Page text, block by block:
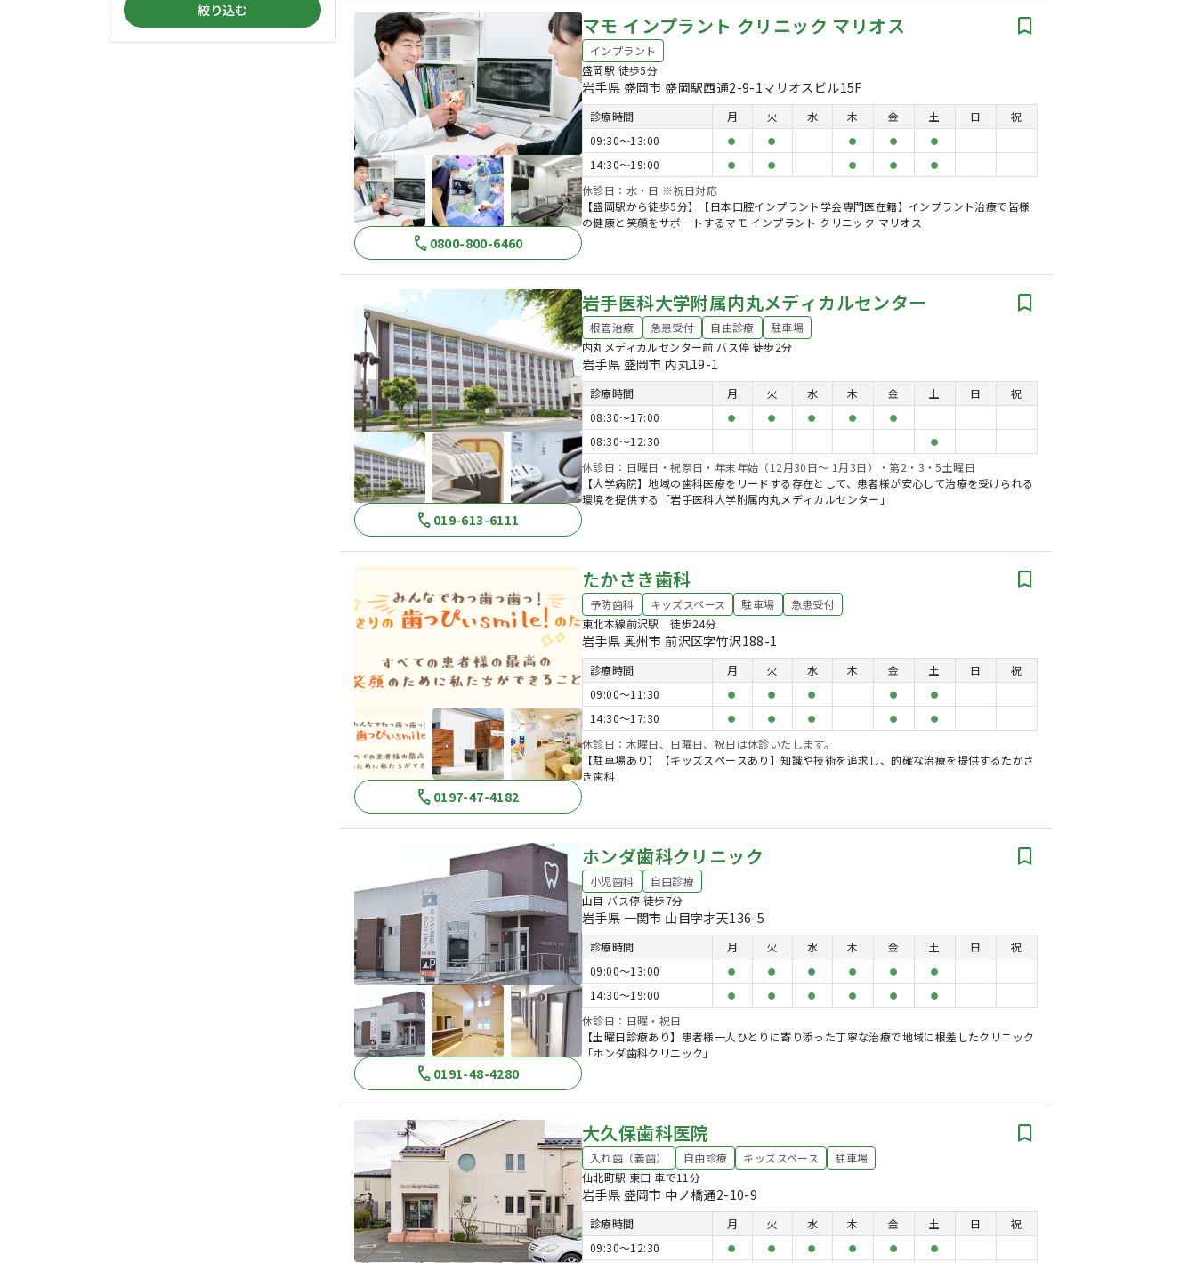
絞り込む
0800-800-6460
マモ インプラント クリニック マリオス
インプラント
盛岡駅 徒歩5分
岩手県 盛岡市 盛岡駅西通2-9-1マリオスビル15F
診療時間 月 火 水 木 金 土 日
祝
09:30〜13:00
● ● ● ● ●
14:30〜19:00 ● ● ● ● ●
休診日：水・日 ※祝日対応
【盛岡駅から徒歩5分】【日本口腔インプラント学会専門医在籍】インプラント治療で皆様
の健康と笑顔をサポートするマモ インプラント クリニック マリオス
019-613-6111
岩手医科大学附属内丸メディカルセンター
根管治療 急患受付 自由診療
駐車場
内丸メディカルセンター前 バス停 徒歩2分
岩手県 盛岡市 内丸19-1
診療時間 月 火 水 木 金 土 日
祝
08:30〜17:00
● ● ● ● ●
08:30〜12:30 ●
休診日：日曜日・祝祭日・年末年始（12月30日～ 1月3日）・第2・3・5土曜日
【大学病院】地域の歯科医療をリードする存在として、患者様が安心して治療を受けられる
環境を提供する「岩手医科大学附属内丸メディカルセンター」
0197-47-4182
たかさき歯科
予防歯科 キッズスペース 駐車場
急患受付
東北本線前沢駅 徒歩24分
岩手県 奥州市 前沢区字竹沢188-1
診療時間 月 火 水 木 金 土 日
祝
09:00〜11:30
● ● ● ● ●
14:30〜17:30 ● ● ● ● ●
休診日：木曜日、日曜日、祝日は休診いたします。
【駐車場あり】【キッズスペースあり】知識や技術を追求し、的確な治療を提供するたかさ
き歯科
0191-48-4280
ホンダ歯科クリニック
小児歯科
自由診療
山目 バス停 徒歩7分
岩手県 一関市 山目字才天136-5
診療時間 月 火 水 木 金 土 日
祝
09:00〜13:00
● ● ● ● ● ●
14:30〜19:00 ● ● ● ● ● ●
休診日：日曜・祝日
【土曜日診療あり】患者様一人ひとりに寄り添った丁寧な治療で地域に根差したクリニック
「ホンダ歯科クリニック」
大久保歯科医院
入れ歯（義歯） 自由診療 キッズスペース
駐車場
仙北町駅 東口 車で11分
岩手県 盛岡市 中ノ橋通2-10-9
診療時間 月 火 水 木 金 土 日
祝
09:30〜12:30
● ● ● ● ● ●